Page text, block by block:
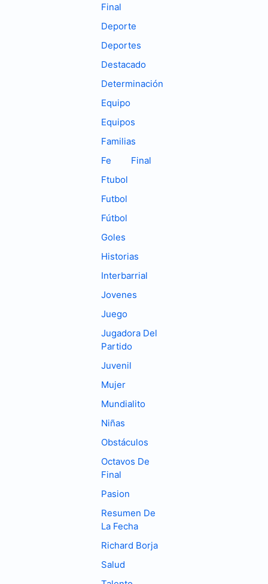
Final
Deporte
Deportes
Destacado
Determinación
Equipo
Equipos
Familias
Fe
Final
Ftubol
Futbol
Fútbol
Goles
Historias
Interbarrial
Jovenes
Juego
Jugadora Del
Partido
Juvenil
Mujer
Mundialito
Niñas
Obstáculos
Octavos De
Final
Pasion
Resumen De
La Fecha
Richard Borja
Salud